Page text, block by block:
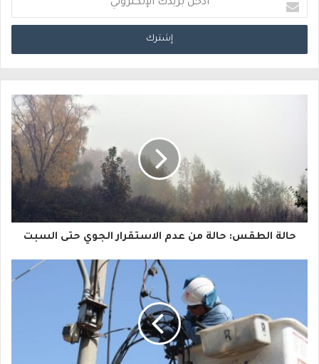
د
خ
د
ك
ا
ك
ت
حالة الطقس: حالة من عدم الاستقرار الجوي حتى السبت